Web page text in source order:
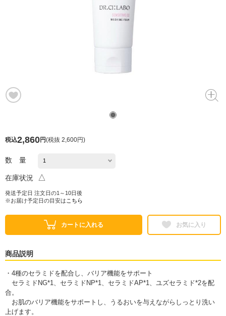
税込2,860円(税抜 2,600円)
数 量
在庫状況 △
発送予定日 注文日の1～10日後
※お届け予定日の目安は こちら
カートに入れる お気に入り
商品説明
・4種のセラミドを配合し、バリア機能をサポート
セラミドNG*1、セラミドNP*1、セラミドAP*1、ユズセラミド*2を配
合。
お肌のバリア機能をサポートし、うるおいを与えながらしっとり洗い
上げます。